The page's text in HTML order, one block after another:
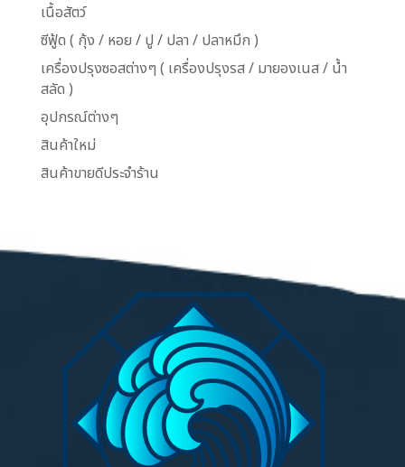
เนื้อสัตว์
ซีฟู้ด ( กุ้ง / หอย / ปู / ปลา / ปลาหมึก )
เครื่องปรุงซอสต่างๆ ( เครื่องปรุงรส / มายองเนส / น้ำ
สลัด )
อุปกรณ์ต่างๆ
สินค้าใหม่
สินค้าขายดีประจำร้าน